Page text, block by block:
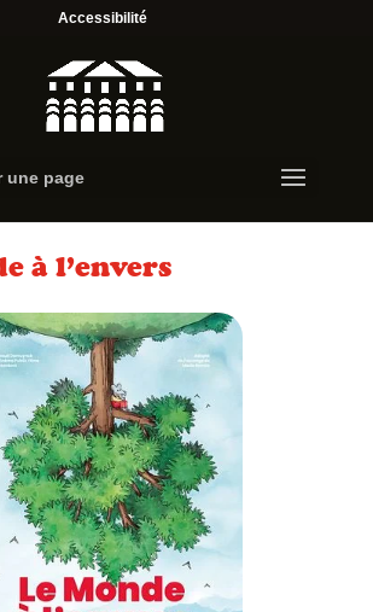
Accessibilité
une page
à l’envers